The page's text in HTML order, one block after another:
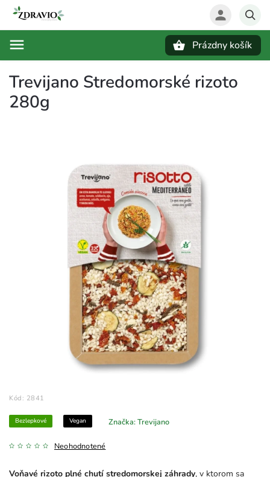
Prázdny košík
Trevijano Stredomorské rizoto
280g
Kód: 2841
Bezlepkové Vegan
Neohodnotené
Značka:Trevijano
Voňavé rizoto plné chutí stredomorskej záhrady, v ktorom sa